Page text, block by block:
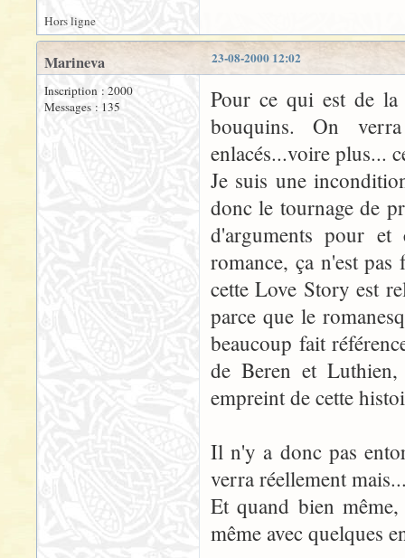
Hors ligne
23-08-2000 12:02
Marineva
Inscription : 2000
Messages : 135
Pour ce qui est de la
bouquins. On
enlacés...voire plus...
Je suis une
donc le tournage de
d'arguments pour
romance, ça n'est pas
cette Love Story est
parce que le
beaucoup fait
de Beren et
empreint de cette
Il n'y a donc pas
verra réellement
Et quand bien
même avec quelques